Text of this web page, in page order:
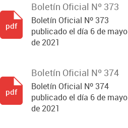
Boletín Oficial Nº 373
Boletín Oficial Nº 373
publicado el día 6 de mayo
de 2021
pdf
Boletín Oficial Nº 374
Boletín Oficial Nº 374
publicado el día 6 de mayo
de 2021
pdf